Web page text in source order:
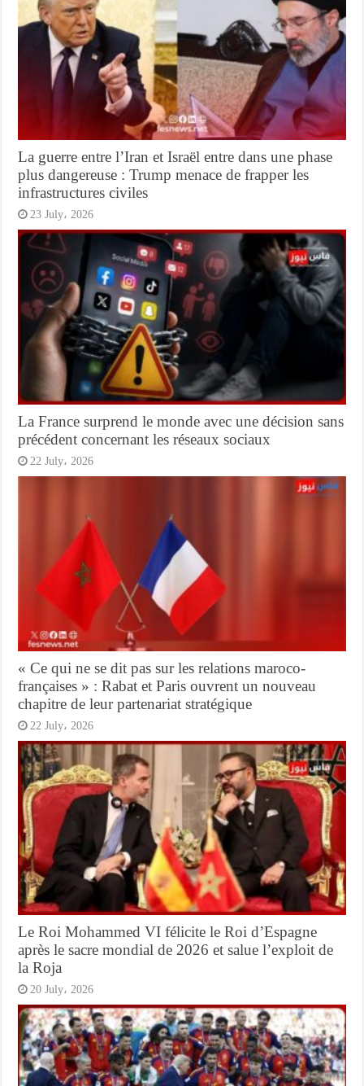
La guerre entre l’Iran et Israël entre dans une phase
plus dangereuse : Trump menace de frapper les
infrastructures civiles
23 July، 2026
La France surprend le monde avec une décision sans
précédent concernant les réseaux sociaux
22 July، 2026
« Ce qui ne se dit pas sur les relations maroco-
françaises » : Rabat et Paris ouvrent un nouveau
chapitre de leur partenariat stratégique
22 July، 2026
Le Roi Mohammed VI félicite le Roi d’Espagne
après le sacre mondial de 2026 et salue l’exploit de
la Roja
20 July، 2026